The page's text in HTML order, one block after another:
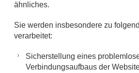
ähnliches.
Sie werden insbesondere zu
verarbeitet:
Sicherstellung eines
Verbindungsaufbaus der